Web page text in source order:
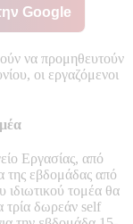
Google
να προμηθευτούν
οι εργαζόμενοι
Εργασίας, από
της εβδομάδας από
ιδιωτικού τομέα θα
τρία δωρεάν self